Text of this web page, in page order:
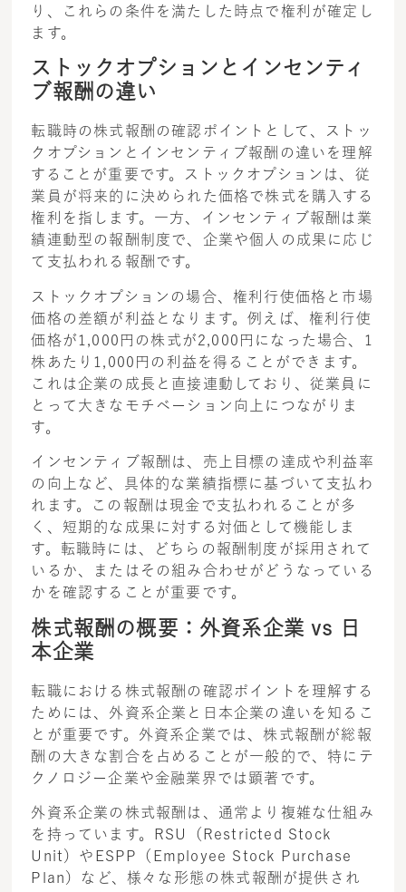
り、これらの条件を満たした時点で権利が確定し
ます。
ストックオプションとインセンティ
ブ報酬の違い
転職時の株式報酬の確認ポイントとして、ストッ
クオプションとインセンティブ報酬の違いを理解
することが重要です。ストックオプションは、従
業員が将来的に決められた価格で株式を購入する
権利を指します。一方、インセンティブ報酬は業
績連動型の報酬制度で、企業や個人の成果に応じ
て支払われる報酬です。
ストックオプションの場合、権利行使価格と市場
価格の差額が利益となります。例えば、権利行使
価格が1,000円の株式が2,000円になった場合、1
株あたり1,000円の利益を得ることができます。
これは企業の成長と直接連動しており、従業員に
とって大きなモチベーション向上につながりま
す。
インセンティブ報酬は、売上目標の達成や利益率
の向上など、具体的な業績指標に基づいて支払わ
れます。この報酬は現金で支払われることが多
く、短期的な成果に対する対価として機能しま
す。転職時には、どちらの報酬制度が採用されて
いるか、またはその組み合わせがどうなっている
かを確認することが重要です。
株式報酬の概要：外資系企業 vs 日
本企業
転職における株式報酬の確認ポイントを理解する
ためには、外資系企業と日本企業の違いを知るこ
とが重要です。外資系企業では、株式報酬が総報
酬の大きな割合を占めることが一般的で、特にテ
クノロジー企業や金融業界では顕著です。
外資系企業の株式報酬は、通常より複雑な仕組み
を持っています。RSU（Restricted Stock
Unit）やESPP（Employee Stock Purchase
Plan）など、様々な形態の株式報酬が提供され